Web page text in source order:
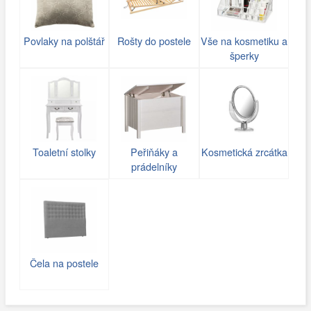
Povlaky na polštář Rošty do postele
Vše na kosmetiku a
šperky
Toaletní stolky
Peřiňáky a
prádelníky
Kosmetická zrcátka
Čela na postele